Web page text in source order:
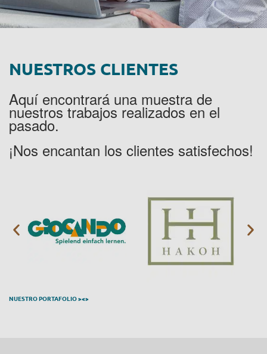
NUESTROS CLIENTES
Aquí encontrará una muestra de
nuestros trabajos realizados en el
pasado.
¡Nos encantan los clientes satisfechos!
NUESTRO PORTAFOLIO ><>